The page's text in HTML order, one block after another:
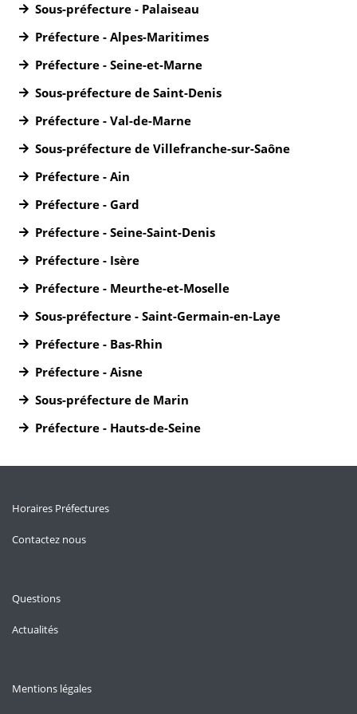
Sous-préfecture - Palaiseau
Préfecture - Alpes-Maritimes
Préfecture - Seine-et-Marne
Sous-préfecture de Saint-Denis
Préfecture - Val-de-Marne
Sous-préfecture de Villefranche-sur-Saône
Préfecture - Ain
Préfecture - Gard
Préfecture - Seine-Saint-Denis
Préfecture - Isère
Préfecture - Meurthe-et-Moselle
Sous-préfecture - Saint-Germain-en-Laye
Préfecture - Bas-Rhin
Préfecture - Aisne
Sous-préfecture de Marin
Préfecture - Hauts-de-Seine
Horaires Préfectures
Contactez nous
Questions
Actualités
Mentions légales